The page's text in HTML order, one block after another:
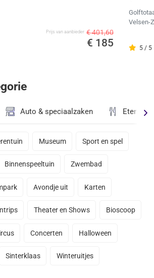
Prijs van aanbieder € 401,60
€ 185
Velsen-
5 / 5
Auto & speciaalzaken Eten &
Museum Sport en spel
Binnenspeeltuin Zwembad
Avondje uit Karten
Theater en Shows Bioscoop
Concerten Halloween
Sinterklaas Winteruitjes